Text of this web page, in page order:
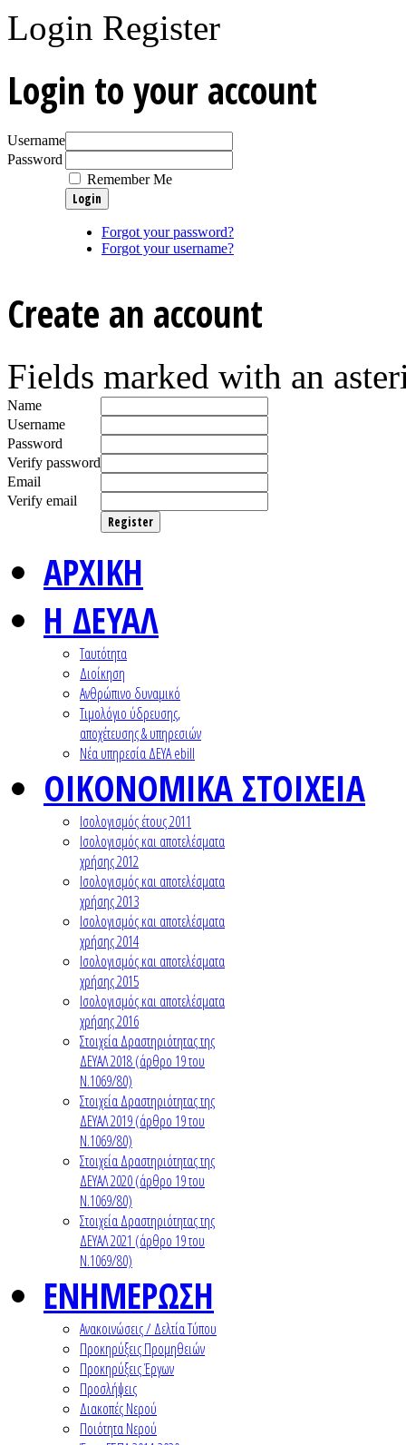
Login Register
Login to your account
Username
Password
Remember Me
Forgot your password?
Forgot your username?
Create an account
Fields marked with an
Name
Username
Password
Verify password
Email
Verify email
Register
ΑΡΧΙΚΗ
Η ΔΕΥΑΛ
Ταυτότητα
Διοίκηση
Ανθρώπινο δυναμικό
Τιμολόγιο ύδρευσης,
αποχέτευσης & υπηρεσιών
Nέα υπηρεσία ΔΕΥΑ ebill
ΟΙΚΟΝΟΜΙΚΑ ΣΤΟΙΧΕΙΑ
Ισολογισμός έτους 2011
Ισολογισμός και αποτελέσματα
χρήσης 2012
Ισολογισμός και αποτελέσματα
χρήσης 2013
Ισολογισμός και αποτελέσματα
χρήσης 2014
Ισολογισμός και αποτελέσματα
χρήσης 2015
Ισολογισμός και αποτελέσματα
χρήσης 2016
Στοιχεία Δραστηριότητας της
ΔΕΥΑΛ 2018 (άρθρο 19 του
Ν.1069/80)
Στοιχεία Δραστηριότητας της
ΔΕΥΑΛ 2019 (άρθρο 19 του
Ν.1069/80)
Στοιχεία Δραστηριότητας της
ΔΕΥΑΛ 2020 (άρθρο 19 του
Ν.1069/80)
Στοιχεία Δραστηριότητας της
ΔΕΥΑΛ 2021 (άρθρο 19 του
Ν.1069/80)
ΕΝΗΜΕΡΩΣΗ
Ανακοινώσεις / Δελτία Τύπου
Προκηρύξεις Προμηθειών
Προκηρύξεις Έργων
Προσλήψεις
Διακοπές Νερού
Ποιότητα Νερού